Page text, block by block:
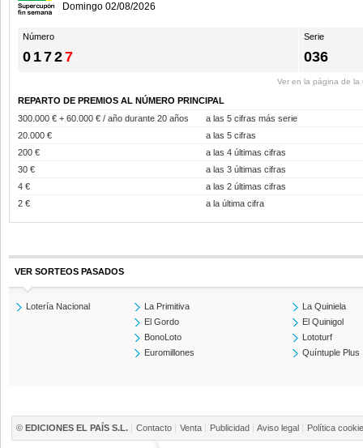
Domingo 02/08/2026
Número
01727
Serie
036
Ver en la página de la
REPARTO DE PREMIOS AL NÚMERO PRINCIPAL
300.000 € + 60.000 € / año durante 20 años
a las 5 cifras más serie
20.000 €
a las 5 cifras
200 €
a las 4 últimas cifras
30 €
a las 3 últimas cifras
4 €
a las 2 últimas cifras
2 €
a la última cifra
VER SORTEOS PASADOS
Lotería Nacional
La Primitiva
El Gordo
BonoLoto
Euromillones
La Quiniela
El Quinigol
Lototurf
Quíntuple Plus
© EDICIONES EL PAÍS S.L. Contacto Venta Publicidad Aviso legal Política